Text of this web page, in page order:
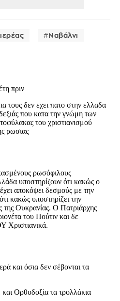
ιερέας Ναβάλνι